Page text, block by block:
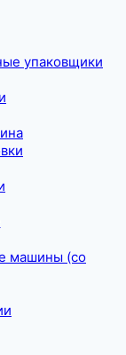
упаковщики
машины (со